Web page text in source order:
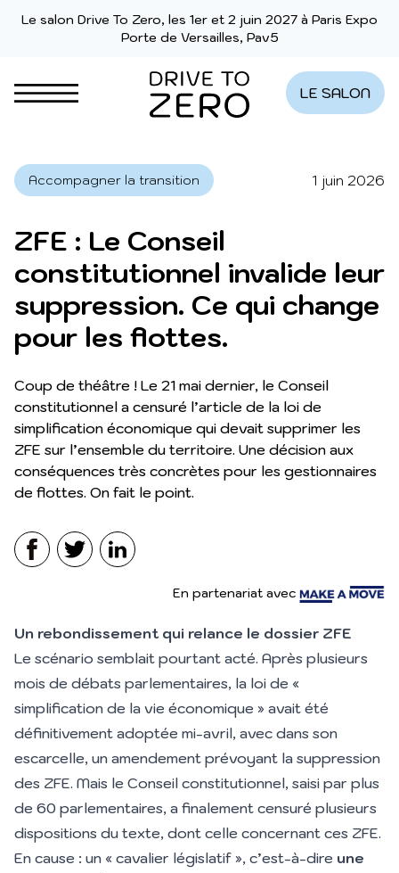
Aller au contenu
Le salon Drive To Zero, les 1er et 2 juin 2027 à Paris Expo
Porte de Versailles, Pav5
LE SALON
Accompagner la transition 1 juin 2026
ZFE : Le Conseil
constitutionnel invalide leur
suppression. Ce qui change
pour les flottes.
Coup de théâtre ! Le 21 mai dernier, le Conseil
constitutionnel a censuré l’article de la loi de
simplification économique qui devait supprimer les
ZFE sur l’ensemble du territoire. Une décision aux
conséquences très concrètes pour les gestionnaires
de flottes. On fait le point.
FacebookTwitterLinkedIn
En partenariat avec make a move
Un rebondissement qui relance le dossier ZFE
Le scénario semblait pourtant acté. Après plusieurs
mois de débats parlementaires, la loi de «
simplification de la vie économique » avait été
définitivement adoptée mi-avril, avec dans son
escarcelle, un amendement prévoyant la suppression
des ZFE. Mais le Conseil constitutionnel, saisi par plus
de 60 parlementaires, a finalement censuré plusieurs
dispositions du texte, dont celle concernant ces ZFE.
En cause : un « cavalier législatif », c’est-à-dire une